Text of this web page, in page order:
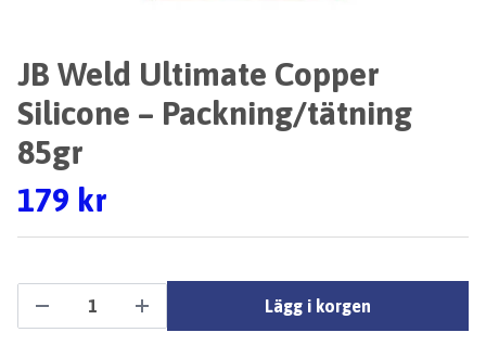
JB Weld Ultimate Copper
Silicone – Packning/tätning
85gr
179 kr
Lägg i korgen